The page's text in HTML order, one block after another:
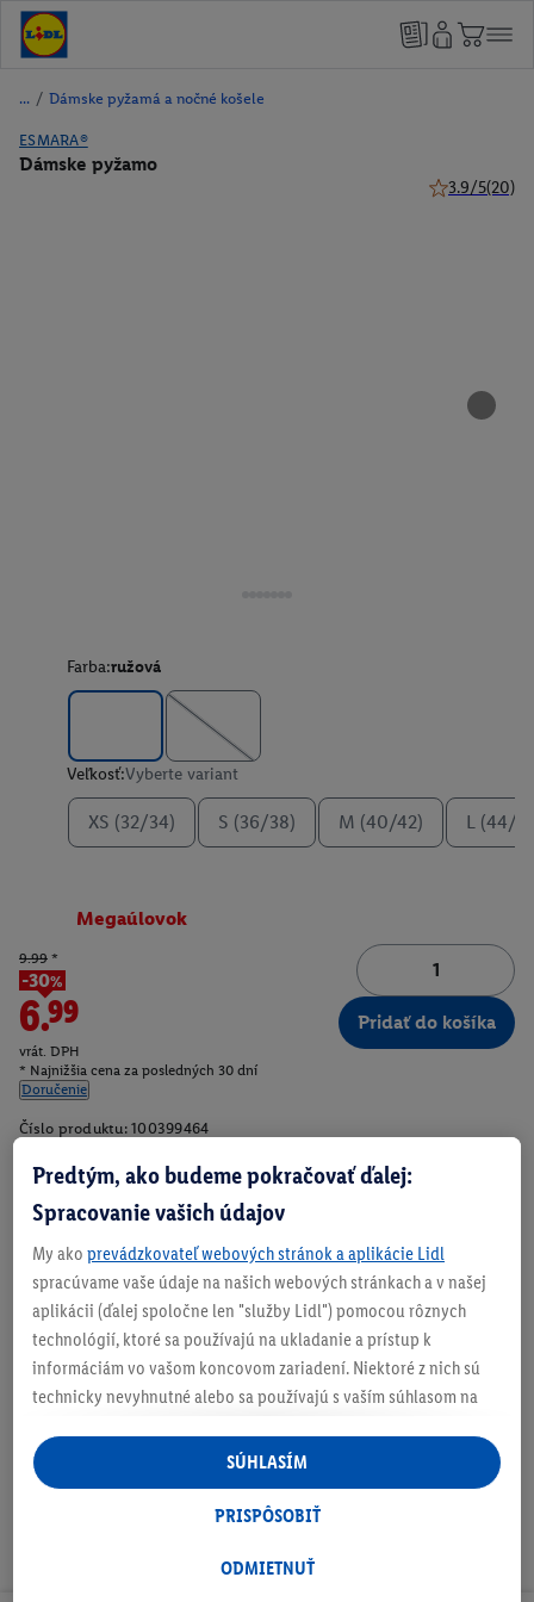
/ Dámske pyžamá a nočné košele
ESMARA®
Dámske pyžamo
3.9/5(20)
Farba:ružová
Veľkosť:Vyberte variant
XS (32/34) S (36/38) M (40/42) L (44/
Megaúlovok
9.99 *
-30%
6.99
vrát. DPH
* Najnižšia cena za posledných 30 dní
Doručenie
Pridať do košíka
Číslo produktu: 100399464
Zistite svoju veľkosť
O produkte
Predtým, ako budeme pokračovať ďalej:
Spracovanie vašich údajov
My ako prevádzkovateľ webových stránok a aplikácie Lidl
spracúvame vaše údaje na našich webových stránkach a v našej
aplikácii (ďalej spoločne len "služby Lidl") pomocou rôznych
technológií, ktoré sa používajú na ukladanie a prístup k
informáciám vo vašom koncovom zariadení. Niektoré z nich sú
technicky nevyhnutné alebo sa používajú s vaším súhlasom na
personalizovanú reklamu v rámci služieb Lidl aj mimo nich. Ak
ste účastníkom programu Lidl Plus, na tieto účely sa spracúvajú
aj údaje z vášho nákupného správania v obchode.
následne si vytvoríte účet Lidl Plus alebo sa prihlásite do svojho
ODMIETNUŤ
PRISPÔSOBIŤ
SÚHLASÍM